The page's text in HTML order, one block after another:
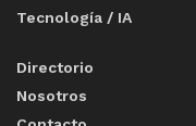
Tecnología / IA
Directorio
Nosotros